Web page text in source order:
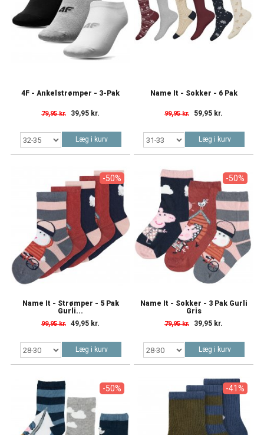
4F - Ankelstrømper - 3-Pak
79,95 kr. 39,95 kr.
Læg i kurv
Name It - Sokker - 6 Pak
99,95 kr. 59,95 kr.
Læg i kurv
-50%
Name It - Strømper - 5 Pak
Gurli...
99,95 kr. 49,95 kr.
Læg i kurv
-50%
Name It - Sokker - 3 Pak Gurli
Gris
79,95 kr. 39,95 kr.
Læg i kurv
-50% -41%